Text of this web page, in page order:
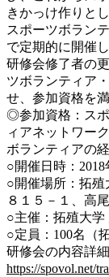
きかっけ作りと
スポーツボラン
で定期的に開催し
研修会修了者の
ツボランティア
せ、参加資格を
◎参加資格：ス
ィアネットワー
ボランティアの
○開催日時：2018
○開催場所：拓
８１５－１、高
○主催：拓殖大学
○定員：100名（
研修会の内容詳
https://spovol.net/